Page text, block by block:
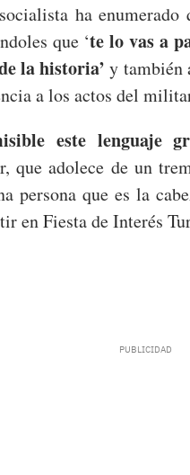
ha
que ‘te lo vas a
la historia’ y también
a los actos del
este lenguaje
que adolece de un
persona que es la
en Fiesta de Interés